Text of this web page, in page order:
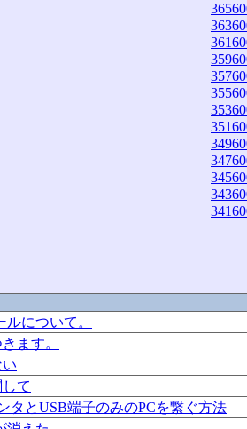
について。
ます。
て
タとUSB端子のみのPCを繋ぐ方法